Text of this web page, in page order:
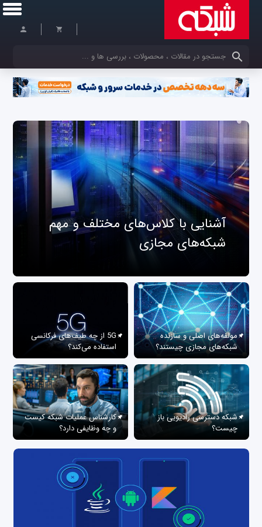
کلمات کلیدی خود را وارد کنید
آشنایی با کلاس‌های مختلف و مهم
شبکه‌های مجازی
مولفه‌های اصلی و سازنده
شبکه‌های مجازی چیستند؟
5G از چه طیف‌های فرکانسی
استفاده می‌کند؟
شبکه دسترسی رادیویی باز
چیست؟
کارشناس عملیات شبکه کیست
و چه وظایفی دارد؟